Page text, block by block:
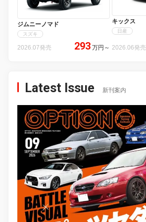
ジムニーノマド
スズキ
2026.07発売 293 万円 ～
キックス
日産
2026.06発売
Latest Issue 新刊案内